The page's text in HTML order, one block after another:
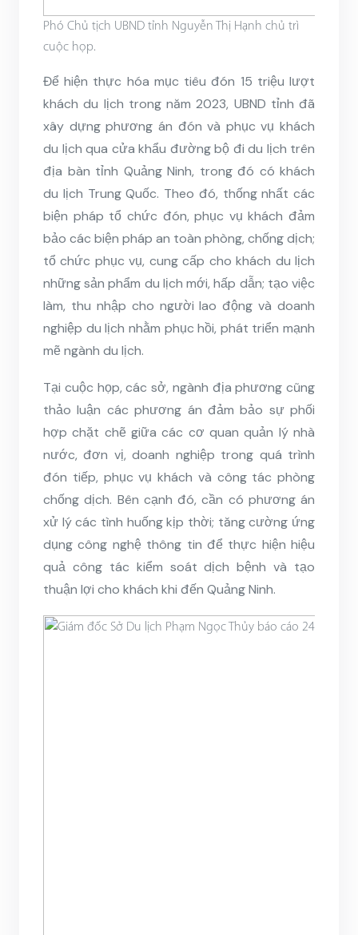
Phó Chủ tịch UBND tỉnh Nguyễn Thị Hạnh chủ trì
cuộc họp.
Để hiện thực hóa mục tiêu đón 15 triệu lượt
khách du lịch trong năm 2023, UBND tỉnh đã
xây dựng phương án đón và phục vụ khách
du lịch qua cửa khẩu đường bộ đi du lịch trên
địa bàn tỉnh Quảng Ninh, trong đó có khách
du lịch Trung Quốc. Theo đó, thống nhất các
biện pháp tổ chức đón, phục vụ khách đảm
bảo các biện pháp an toàn phòng, chống dịch;
tổ chức phục vụ, cung cấp cho khách du lịch
những sản phẩm du lịch mới, hấp dẫn; tạo việc
làm, thu nhập cho người lao động và doanh
nghiệp du lịch nhằm phục hồi, phát triển mạnh
mẽ ngành du lịch.
Tại cuộc họp, các sở, ngành địa phương cũng
thảo luận các phương án đảm bảo sự phối
hợp chặt chẽ giữa các cơ quan quản lý nhà
nước, đơn vị, doanh nghiệp trong quá trình
đón tiếp, phục vụ khách và công tác phòng
chống dịch. Bên cạnh đó, cần có phương án
xử lý các tình huống kịp thời; tăng cường ứng
dụng công nghệ thông tin để thực hiện hiệu
quả công tác kiểm soát dịch bệnh và tạo
thuận lợi cho khách khi đến Quảng Ninh.